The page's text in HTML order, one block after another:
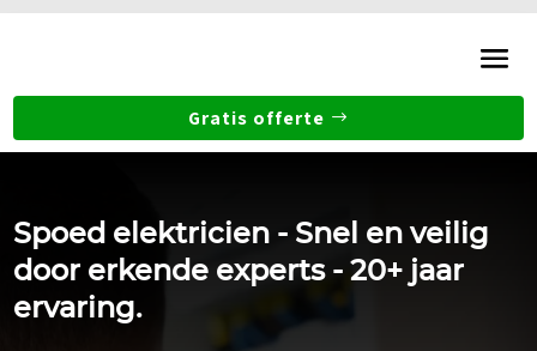
Gratis offerte
Spoed elektricien - Snel en veilig
door erkende experts - 20+ jaar
ervaring.